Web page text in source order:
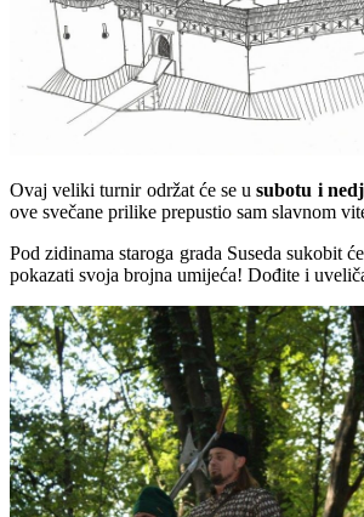
Ovaj veliki turnir održat će se usubotu i
ove svečane prilike prepustio sam slavnom
Pod zidinama staroga grada Suseda sukobit
pokazati svoja brojna umijeća! Dođite i